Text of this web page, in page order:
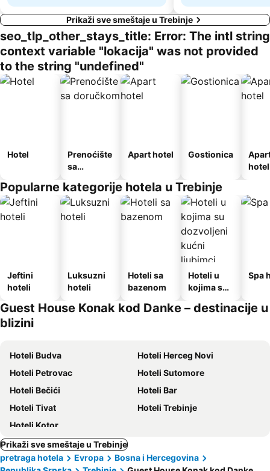
Prikaži sve smeštaje u Trebinje
seo_tlp_other_stays_title: Error: The intl string
context variable "lokacija" was not provided
to the string "undefined"
Hotel
Prenoćište
sa
Apart hotel Gostionica
hotel
Popularne kategorije hotela u Trebinje
Jeftini
hoteli
Luksuzni
hoteli
Hoteli sa
bazenom
Hoteli u
kojima su
kućni
Spa
Guest House Konak kod Danke – destinacije u
blizini
Hoteli Budva
Hoteli Herceg Novi
Hoteli Petrovac
Hoteli Sutomore
Hoteli Bečići
Hoteli Bar
Hoteli Tivat
Hoteli Trebinje
Hoteli Kotor
Prikaži sve smeštaje u Trebinje
pretraga hotela
Evropa
Bosna i Hercegovina